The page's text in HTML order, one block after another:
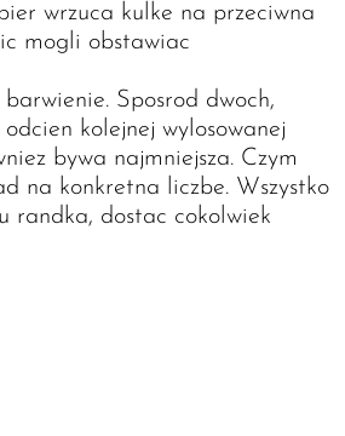
wrzuca kulke na przeciwna
mogli obstawiac
Sposrod dwoch,
kolejnej wylosowanej
bywa najmniejsza. Czym
na konkretna liczbe. Wszystko
randka, dostac cokolwiek